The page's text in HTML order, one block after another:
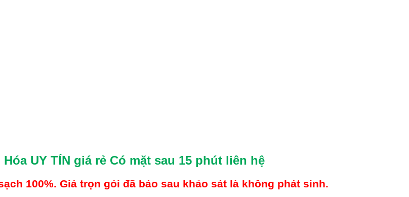
UY TÍN giá rẻ Có mặt sau 15 phút liên hệ
100%. Giá trọn gói đã báo sau khảo sát là không phát sinh.